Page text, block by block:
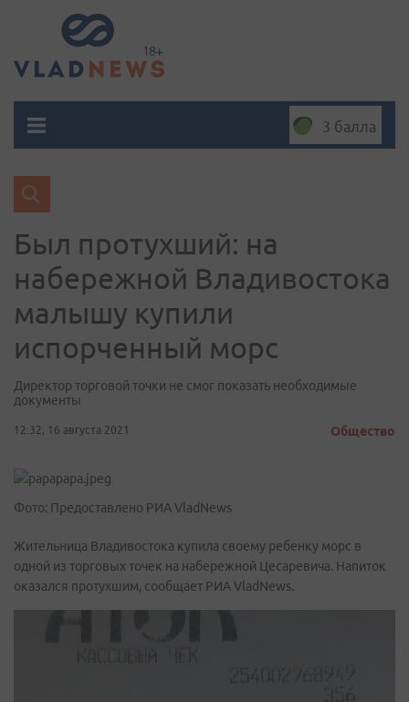
3 балла
Был протухший: на
набережной Владивостока
малышу купили
испорченный морс
Директор торговой точки не смог показать необходимые
документы
12:32, 16 августа 2021 Общество
Фото: Предоставлено РИА VladNews
Жительница Владивостока купила своему ребенку морс в
одной из торговых точек на набережной Цесаревича. Напиток
оказался протухшим, сообщает РИА VladNews.